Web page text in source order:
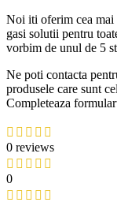
Noi iti oferim cea mai
gasi solutii pentru
vorbim de unul de 5
Ne poti contacta
produsele care sunt
Completeaza
0 reviews
0